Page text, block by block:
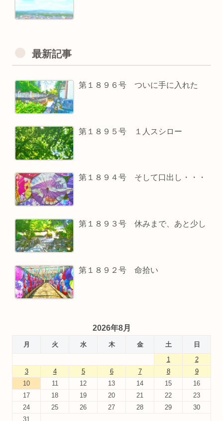
最新記事
第１８９６号 ついに手に入れた
第１８９５号 １人スシロー
第１８９４号 そして口出し・・・
第１８９３号 休みまで、あと少し
第１８９２号 命拾い
2026年8月
月 火 水 木 金 土
日
1
2
3
4 5 6 7 8
9
10
11 12 13 14 15
16
17
18 19 20 21 22
23
24
25 26 27 28 29
30
31